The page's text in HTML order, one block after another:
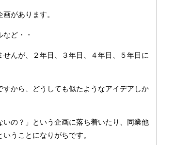
があります。
ど・・
んが、２年目、３年目、４年目、５年目に
から、どうしても似たようなアイデアしか
の？」という企画に落ち着いたり、同業他
うことになりがちです。